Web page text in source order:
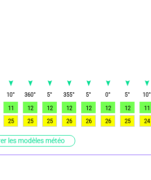
les modèles météo
10° 360° 5° 355° 5° 0° 5° 10°
11 12 12 12 12 12 12 11
25 25 25 26 26 26 25 24